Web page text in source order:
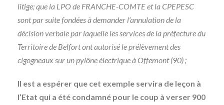
litige; que la LPO de FRANCHE-COMTE et la CPEPESC
sont par suite fondées à demander l’annulation de la
décision verbale par laquelle les services de la préfecture du
Territoire de Belfort ont autorisé le prélèvement des
cigogneaux sur un pylône électrique à Offemont (90) ;
Il est a espérer que cet exemple servira de leçon à
l’Etat qui a été condamné pour le coup à verser 900